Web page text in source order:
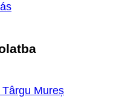
Mureș